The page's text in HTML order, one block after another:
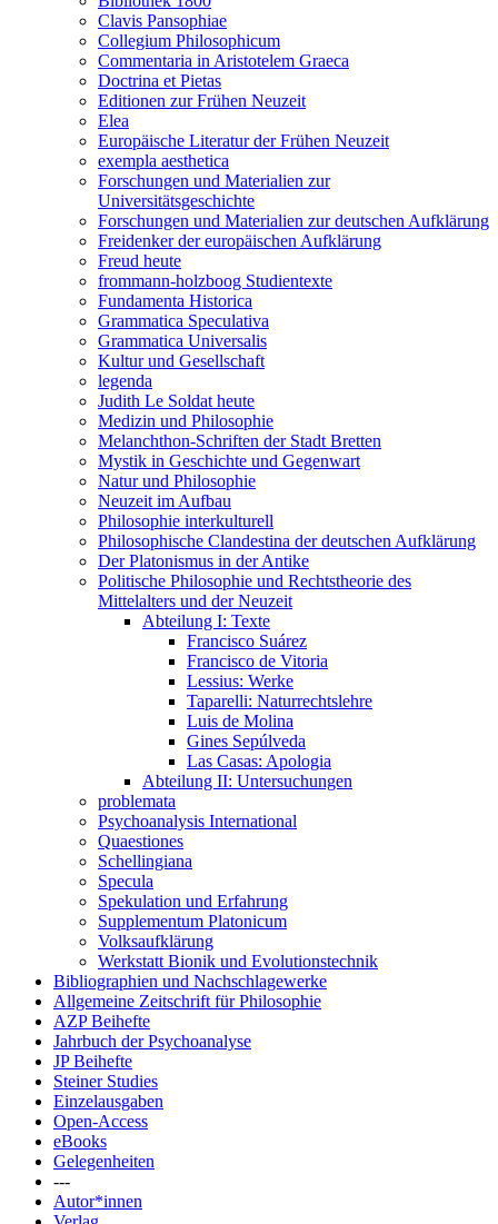
Clavis Pansophiae
Collegium Philosophicum
Commentaria in Aristotelem Graeca
Doctrina et Pietas
Editionen zur Frühen Neuzeit
Elea
Europäische Literatur der Frühen Neuzeit
exempla aesthetica
Forschungen und Materialien zur
Universitätsgeschichte
Forschungen und Materialien zur deutschen Aufklärung
Freidenker der europäischen Aufklärung
Freud heute
frommann-holzboog Studientexte
Fundamenta Historica
Grammatica Speculativa
Grammatica Universalis
Kultur und Gesellschaft
legenda
Judith Le Soldat heute
Medizin und Philosophie
Melanchthon-Schriften der Stadt Bretten
Mystik in Geschichte und Gegenwart
Natur und Philosophie
Neuzeit im Aufbau
Philosophie interkulturell
Philosophische Clandestina der deutschen Aufklärung
Der Platonismus in der Antike
Politische Philosophie und Rechtstheorie des
Mittelalters und der Neuzeit
Abteilung I: Texte
Francisco Suárez
Francisco de Vitoria
Lessius: Werke
Taparelli: Naturrechtslehre
Luis de Molina
Gines Sepúlveda
Las Casas: Apologia
Abteilung II: Untersuchungen
problemata
Psychoanalysis International
Quaestiones
Schellingiana
Specula
Spekulation und Erfahrung
Supplementum Platonicum
Volksaufklärung
Werkstatt Bionik und Evolutionstechnik
Bibliographien und Nachschlagewerke
Allgemeine Zeitschrift für Philosophie
AZP Beihefte
Jahrbuch der Psychoanalyse
JP Beihefte
Steiner Studies
Einzelausgaben
Open-Access
eBooks
Gelegenheiten
---
Autor*innen